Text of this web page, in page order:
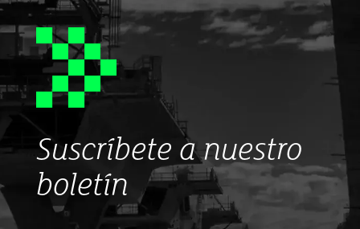
Suscríbete a nuestro
boletín